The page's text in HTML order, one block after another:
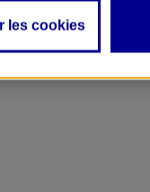
les cookies